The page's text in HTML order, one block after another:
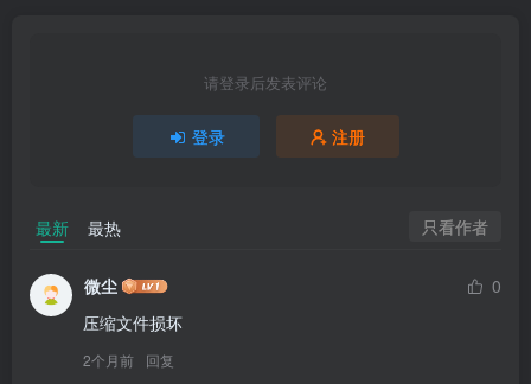
请登录后发表评论
登录 注册
最新 最热 只看作者
微尘
0
压缩文件损坏
2个月前 回复